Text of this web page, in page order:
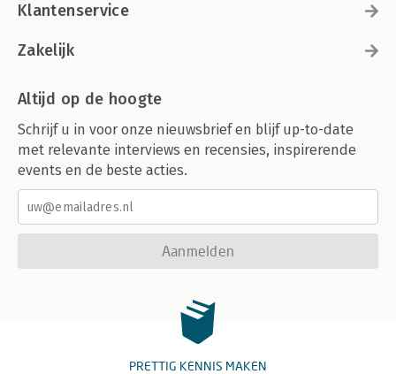
Klantenservice
Zakelijk
Altijd op de hoogte
Schrijf u in voor onze nieuwsbrief en blijf up-to-date
met relevante interviews en recensies, inspirerende
events en de beste acties.
Aanmelden
PRETTIG KENNIS MAKEN